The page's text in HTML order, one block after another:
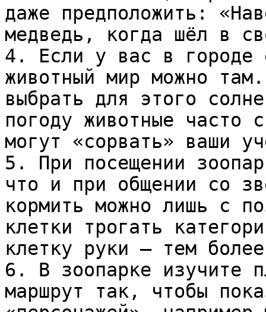
даже предположить:
медведь, когда шёл в
4. Если у вас в городе
животный мир можно
выбрать для этого
погоду животные часто
могут «сорвать» ваши
5. При посещении
что и при общении со
кормить можно лишь с
клетки трогать
клетку руки – тем
6. В зоопарке изучите
маршрут так, чтобы